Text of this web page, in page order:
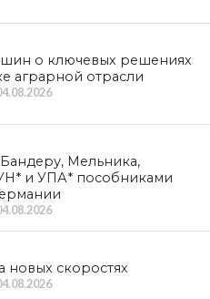
о ключевых решениях
аграрной отрасли
Мельника,
и УПА* пособниками
новых скоростях